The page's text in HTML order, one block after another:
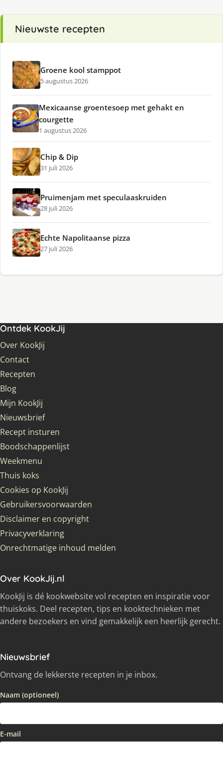
Nieuwste recepten
Groene kool stamppot
5 augustus 2026
Mexicaanse groentesoep met gehakt en
courgette
1 augustus 2026
Chip & Dip
31 juli 2026
Pruimenjam met speculaaskruiden
28 juli 2026
Echte Napolitaanse pizza
27 juli 2026
Ontdek KookJij
Over KookJij
Contact
Recepten
Blog
Mijn KookJij
Nieuwsbrief
Recept insturen
Boodschappenlijst
Weekmenu
Thuis koks
Cookies op KookJij
Gebruikersvoorwaarden
Disclaimer en copyright
Privacyverklaring
Onrechtmatige inhoud melden
Over KookJij.nl
KookJij is dé kookwebsite vol recepten en inspiratie voor
thuiskoks. Deel recepten, tips en kooktechnieken met
andere bezoekers en vind gemakkelijk een heerlijk gerecht.
Nieuwsbrief
Ontvang de lekkerste recepten in je inbox.
Naam (optioneel)
E-mail